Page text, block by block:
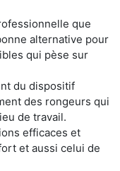
que
alternative pour
qui pèse sur
du dispositif
des rongeurs qui
de travail.
efficaces et
et aussi celui de